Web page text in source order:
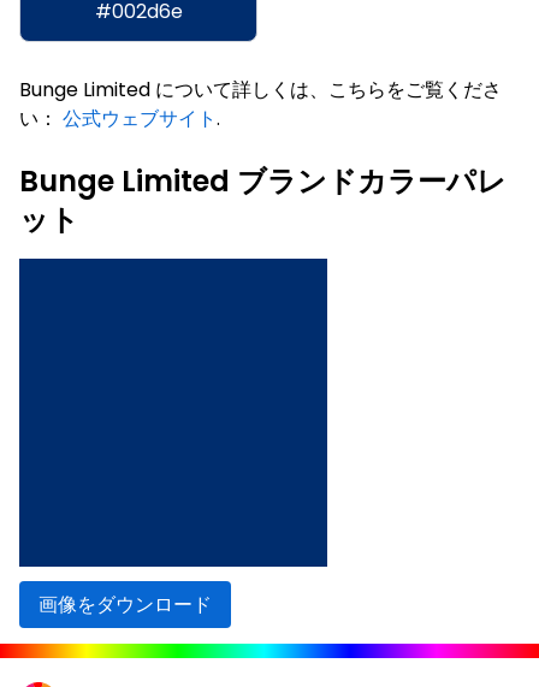
#002d6e
Bunge Limited について詳しくは、こちらをご覧くださ
い： 公式ウェブサイト.
Bunge Limited ブランドカラーパレ
ット
画像をダウンロード